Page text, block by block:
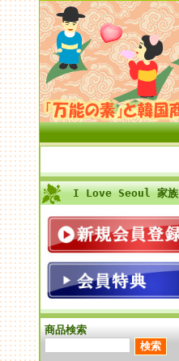
I Love Seoul 家族
商品検索